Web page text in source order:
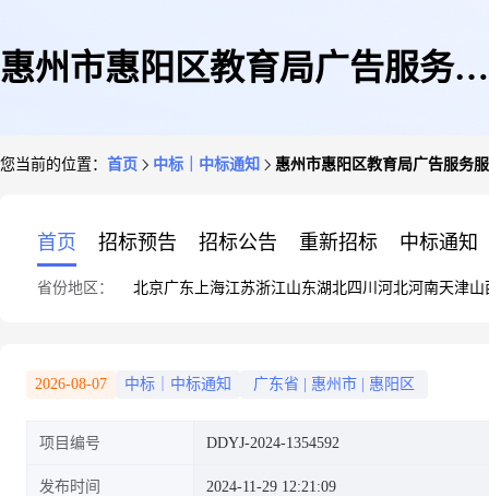
惠州市惠阳区教育局广告服务服
您当前的位置： 首页 中标｜中标通知 惠州市惠阳区教育局广告服务
首页 招标预告 招标公告 重新招标 中标通知
省份地区： 北京广东 上海江苏浙江山东湖北四川 河北河南天津山
2026-08-07 中标｜中标通知 广东省 惠州市 惠阳区
项目编号 DDYJ-2024-1354592
发布时间 2024-11-29 12:21:09